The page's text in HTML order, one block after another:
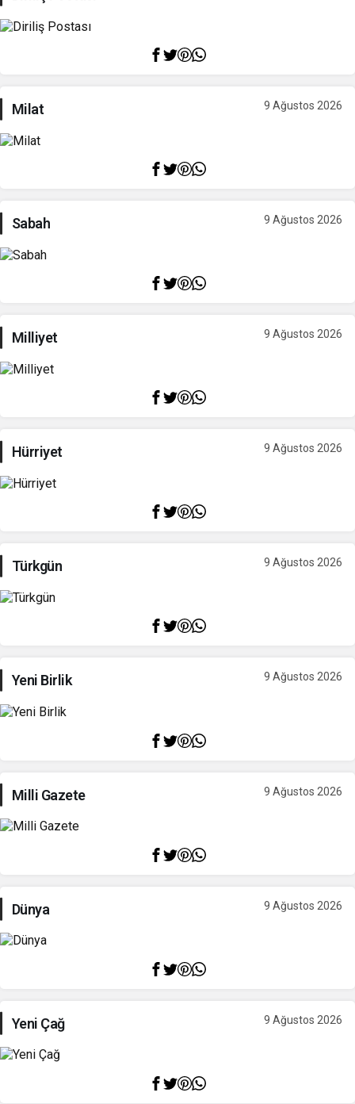
Milat 9 Ağustos 2026
Sabah 9 Ağustos 2026
Milliyet 9 Ağustos 2026
Hürriyet 9 Ağustos 2026
Türkgün 9 Ağustos 2026
Yeni Birlik 9 Ağustos 2026
Milli Gazete 9 Ağustos 2026
Dünya 9 Ağustos 2026
Yeni Çağ 9 Ağustos 2026